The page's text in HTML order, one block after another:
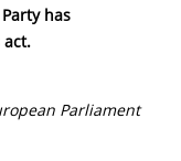
has
Parliament